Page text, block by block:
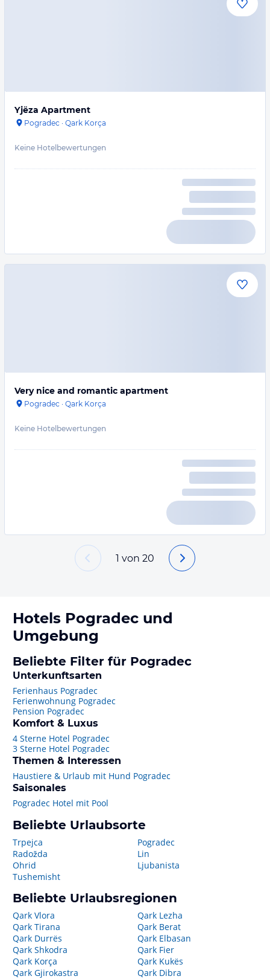
Yjëza Apartment
Pogradec · Qark Korça
Keine Hotelbewertungen
Very nice and romantic apartment
Pogradec · Qark Korça
Keine Hotelbewertungen
1 von 20
Hotels Pogradec und
Umgebung
Beliebte Filter für Pogradec
Unterkunftsarten
Ferienhaus Pogradec
Ferienwohnung Pogradec
Pension Pogradec
Komfort & Luxus
4 Sterne Hotel Pogradec
3 Sterne Hotel Pogradec
Themen & Interessen
Haustiere & Urlaub mit Hund Pogradec
Saisonales
Pogradec Hotel mit Pool
Beliebte Urlaubsorte
Trpejca
Radožda
Ohrid
Tushemisht
Pogradec
Lin
Ljubanista
Beliebte Urlaubsregionen
Qark Vlora
Qark Tirana
Qark Durrës
Qark Shkodra
Qark Korça
Qark Gjirokastra
Qark Lezha
Qark Berat
Qark Elbasan
Qark Fier
Qark Kukës
Qark Dibra